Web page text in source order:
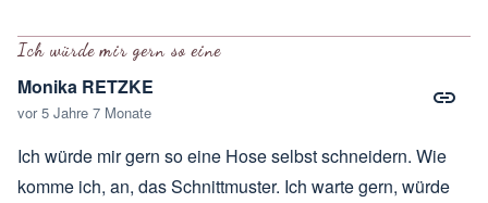
Ich würde mir gern so eine
Monika RETZKE
vor 5 Jahre 7 Monate
Ich würde mir gern so eine Hose selbst schneidern. Wie
komme ich, an, das Schnittmuster. Ich warte gern, würde